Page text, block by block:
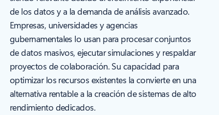
de los datos y a la demanda de análisis avanzado.
Empresas, universidades y agencias
gubernamentales lo usan para procesar conjuntos
de datos masivos, ejecutar simulaciones y respaldar
proyectos de colaboración. Su capacidad para
optimizar los recursos existentes la convierte en una
alternativa rentable a la creación de sistemas de alto
rendimiento dedicados.